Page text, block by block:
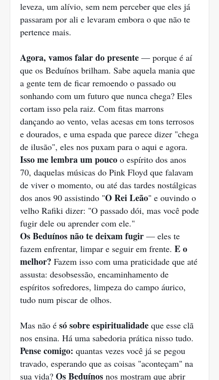
leveza, um alívio, sem nem perceber que eles já
passaram por ali e levaram embora o que não te
pertence mais.
Agora, vamos falar do presente — porque é aí
que os Beduínos brilham. Sabe aquela mania que
a gente tem de ficar remoendo o passado ou
sonhando com um futuro que nunca chega? Eles
cortam isso pela raiz. Com fitas marrons
dançando ao vento, velas acesas em tons terrosos
e dourados, e uma espada que parece dizer "chega
de ilusão", eles nos puxam para o aqui e agora.
Isso me lembra um pouco o espírito dos anos
70, daquelas músicas do Pink Floyd que falavam
de viver o momento, ou até das tardes nostálgicas
dos anos 90 assistindo "O Rei Leão" e ouvindo o
velho Rafiki dizer: "O passado dói, mas você pode
fugir dele ou aprender com ele."
Os Beduínos não te deixam fugir — eles te
fazem enfrentar, limpar e seguir em frente. E o
melhor? Fazem isso com uma praticidade que até
assusta: desobsessão, encaminhamento de
espíritos sofredores, limpeza do campo áurico,
tudo num piscar de olhos.
Mas não é só sobre espiritualidade que esse clã
nos ensina. Há uma sabedoria prática nisso tudo.
Pense comigo: quantas vezes você já se pegou
travado, esperando que as coisas "aconteçam" na
sua vida? Os Beduínos nos mostram que abrir